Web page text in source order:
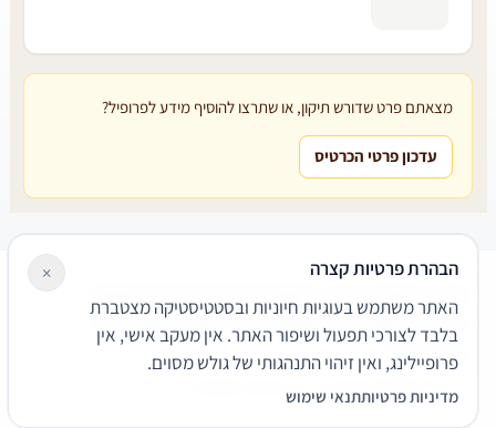
מצאתם פרט שדורש תיקון, או שתרצו להוסיף מידע לפרופיל?
עדכון פרטי הכרטיס
שירותים משפטיים
דרושים צור קשר נגישותפרטיות
תנאי שימוש
© 2026 הפירמה. כל הזכויות שמורות.
הבהרת פרטיות קצרה
האתר משתמש בעוגיות חיוניות ובסטטיסטיקה מצטברת
בלבד לצורכי תפעול ושיפור האתר. אין מעקב אישי, אין
פרופיילינג, ואין זיהוי התנהגותי של גולש מסוים.
מדיניות פרטיותתנאי שימוש
×